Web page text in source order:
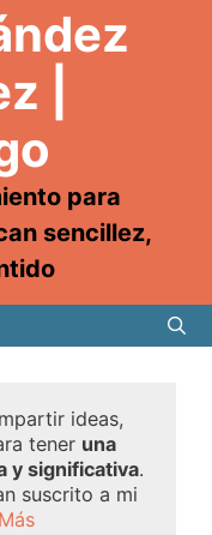
|
para
sencillez,
ideas,
tener una
y significativa.
suscrito a mi
Más